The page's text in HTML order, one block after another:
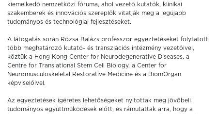
kiemelkedő nemzetközi fóruma, ahol vezető kutatók, klinikai
szakemberek és innovációs szereplők vitatják meg a legújabb
tudományos és technológiai fejlesztéseket.
A látogatás során Rózsa Balázs professzor egyeztetéseket folytatott
több meghatározó kutató- és transzlációs intézmény vezetőivel,
köztük a Hong Kong Center for Neurodegenerative Diseases, a
Centre for Translational Stem Cell Biology, a Center for
Neuromusculoskeletal Restorative Medicine és a BiomOrgan
képviselőivel.
Az egyeztetések ígéretes lehetőségeket nyitottak meg jövőbeli
tudományos együttműködések előtt, és rámutattak arra, hogy a